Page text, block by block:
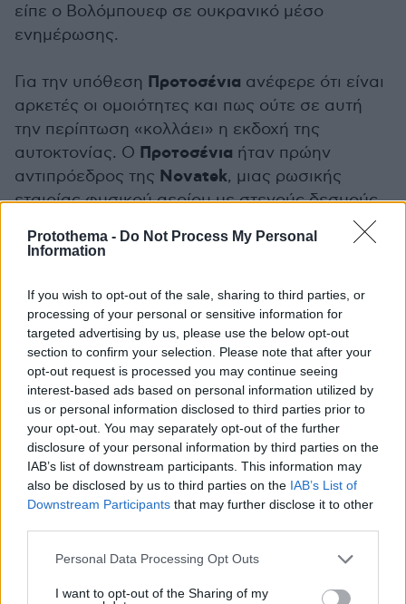
Protothema - Do Not Process My Personal
Information
If you wish to opt-out of the sale, sharing to third parties, or
processing of your personal or sensitive information for
targeted advertising by us, please use the below opt-out
section to confirm your selection. Please note that after your
opt-out request is processed you may continue seeing
interest-based ads based on personal information utilized by
us or personal information disclosed to third parties prior to
your opt-out. You may separately opt-out of the further
disclosure of your personal information by third parties on the
IAB’s list of downstream participants. This information may
also be disclosed by us to third parties on the IAB’s List of
Downstream Participants that may further disclose it to other
Please note that this website/app uses one or more Google
not limited to your visit or usage behaviour. You may click to
Personal Data Processing Opt Outs
I want to opt-out of the Sharing of my
είπε ο Βολόμπουεφ σε ουκρανικό μέσο
ενημέρωσης.
Για την υπόθεση Προτοσένια ανέφερε ότι είναι
αρκετές οι ομοιότητες και πως ούτε σε αυτή
την περίπτωση «κολλάει» η εκδοχή της
αυτοκτονίας. Ο Προτοσένια ήταν πρώην
αντιπρόεδρος της Novatek, μιας ρωσικής
εταιρίας φυσικού αερίου με στενούς δεσμούς
«Όλες αυτές οι ιστορίες είναι
περίεργες. Δεν πιστεύω ότι είναι αυτοκτονία.
Ειδήσεις σήμερα
«Σε 202 δευτερόλεπτα το Λονδίνο δεν θα
υπάρχει πια» - Πυρηνικές απειλές σε ρωσική
τηλεοπτική εκπομπή
Άστατος ο καιρός του τριημέρου της
Πρωτομαγιάς με κατά τόπους λασποβροχές